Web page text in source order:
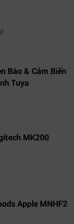
Báo & Cảm Biến
Tuya
MK200
Apple MNHF2